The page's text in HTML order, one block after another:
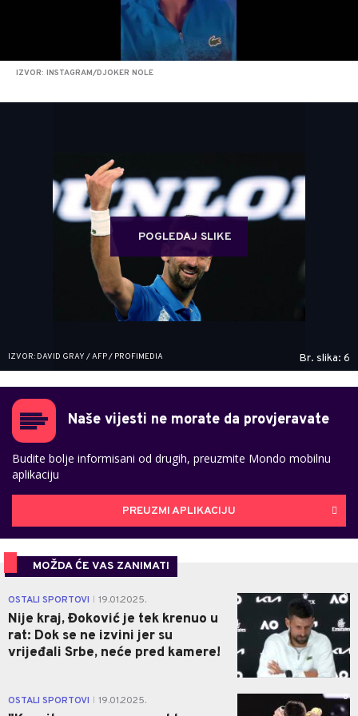
IZVOR: INSTAGRAM/DJOKER NOLE
POGLEDAJ SLIKE
IZVOR: DAVID GRAY / AFP / PROFIMEDIA Br. slika: 6
Naše vijesti ne morate da provjeravate
Budite bolje informisani od drugih, preuzmite Mondo mobilnu
aplikaciju
PREUZMI APLIKACIJU
MOŽDA ĆE VAS ZANIMATI
OSTALI SPORTOVI 19.01.2025.
Nije kraj, Đoković je tek krenuo u
rat: Dok se ne izvini jer su
vrijeđali Srbe, neće pred kamere!
0
OSTALI SPORTOVI 19.01.2025. 0